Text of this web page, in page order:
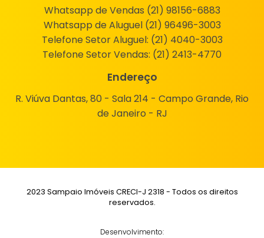
Whatsapp de Vendas (21) 98156-6883
Whatsapp de Aluguel (21) 96496-3003
Telefone Setor Aluguel: (21) 4040-3003
Telefone Setor Vendas: (21) 2413-4770
Endereço
R. Viúva Dantas, 80 - Sala 214 - Campo Grande, Rio
de Janeiro - RJ
2023 Sampaio Imóveis CRECI-J 2318 - Todos os direitos
reservados.
Desenvolvimento: